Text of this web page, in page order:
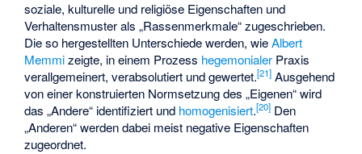
soziale, kulturelle und religiöse Eigenschaften und
Verhaltensmuster als „Rassenmerkmale“ zugeschrieben.
Die so hergestellten Unterschiede werden, wieAlbert
Memmizeigte, in einem Prozess hegemonialer Praxis
verallgemeinert, verabsolutiert und gewertet.[21] Ausgehend
von einer konstruierten Normsetzung des „Eigenen“ wird
das „Andere“ identifiziert und homogenisiert.[20] Den
„Anderen“ werden dabei meist negative Eigenschaften
zugeordnet.